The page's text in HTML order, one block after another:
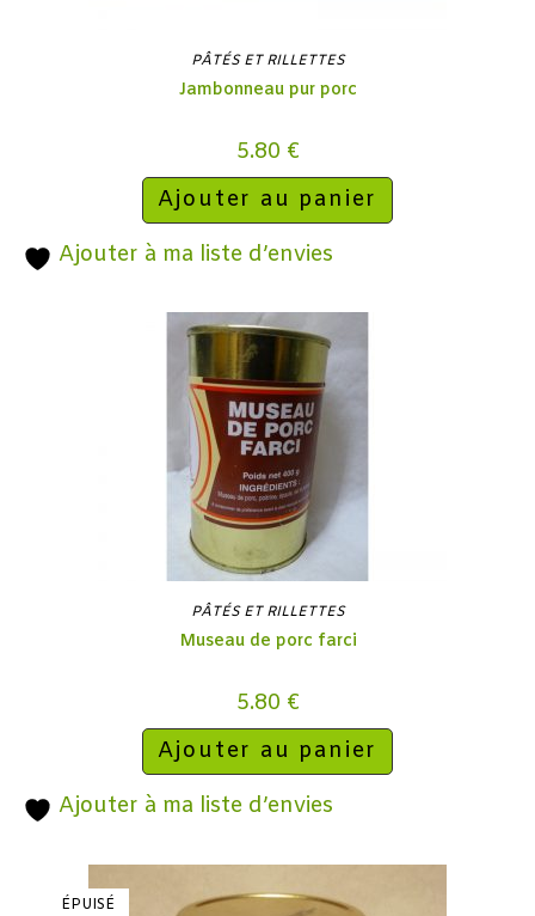
PÂTÉS ET RILLETTES
Jambonneau pur porc
5.80 €
Ajouter au panier
Ajouter à ma liste d’envies
PÂTÉS ET RILLETTES
Museau de porc farci
5.80 €
Ajouter au panier
Ajouter à ma liste d’envies
ÉPUISÉ